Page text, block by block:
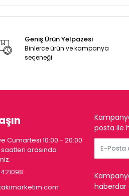
Geniş Ürün Yelpazesi
Binlerce ürün ve kampanya
seçeneği
Cumartesi 10:00 - 20:00
arasında
posta ile
haberdar